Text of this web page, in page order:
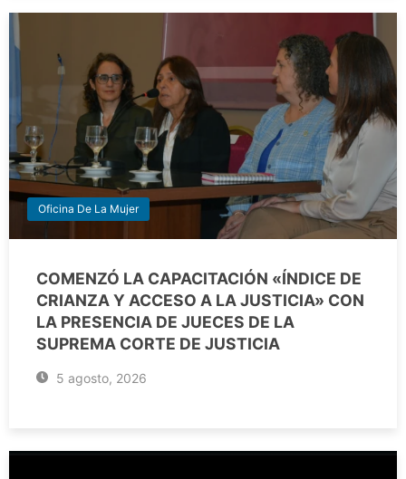
Oficina De La Mujer
COMENZÓ LA CAPACITACIÓN «ÍNDICE DE
CRIANZA Y ACCESO A LA JUSTICIA» CON
LA PRESENCIA DE JUECES DE LA
SUPREMA CORTE DE JUSTICIA
5 agosto, 2026